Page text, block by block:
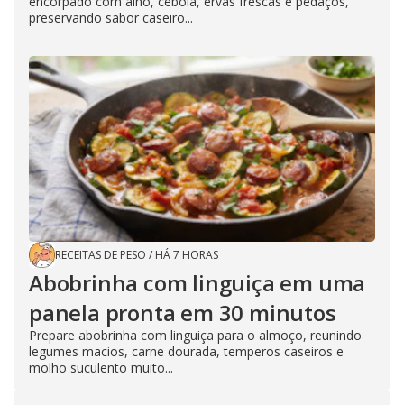
preservando sabor caseiro...
RECEITAS DE PESO / HÁ 7 HORAS
Abobrinha com linguiça em uma
panela pronta em 30 minutos
Prepare abobrinha com linguiça para o almoço, reunindo
legumes macios, carne dourada, temperos caseiros e
molho suculento muito...